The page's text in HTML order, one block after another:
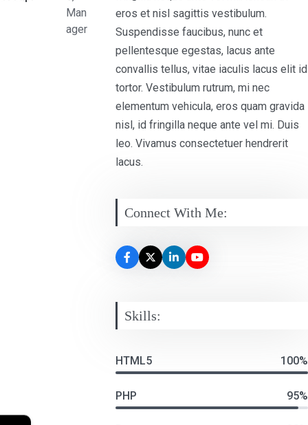
Man
ager
eros et nisl sagittis vestibulum.
Suspendisse faucibus, nunc et
pellentesque egestas, lacus ante
convallis tellus, vitae iaculis lacus elit id
tortor. Vestibulum rutrum, mi nec
elementum vehicula, eros quam gravida
nisl, id fringilla neque ante vel mi. Duis
leo. Vivamus consectetuer hendrerit
lacus.
Connect With Me:
Skills:
HTML5 100%
PHP 95%